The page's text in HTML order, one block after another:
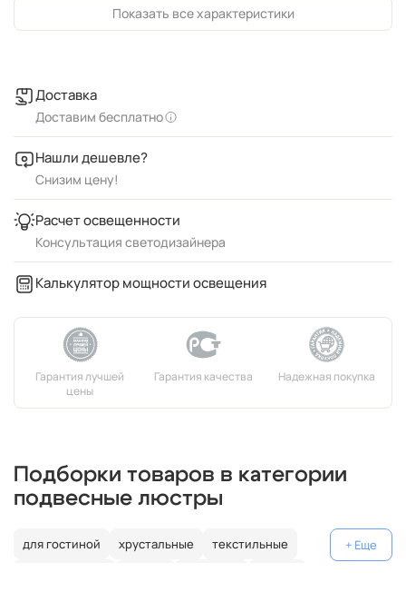
Показать все характеристики
Доставка
Доставим бесплатно
Нашли дешевле?
Снизим цену!
Расчет освещенности
Консультация светодизайнера
Калькулятор мощности освещения
Подборки товаров в категории
подвесные люстры
для гостиной хрустальные
текстильные